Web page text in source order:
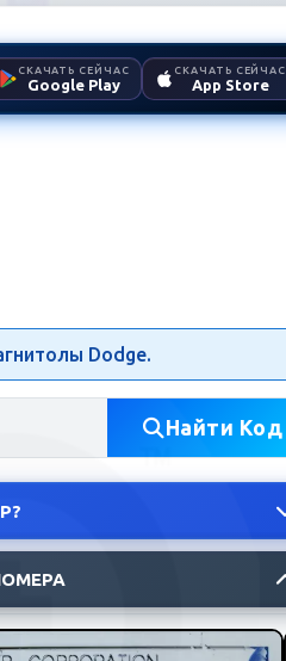
СКАЧАТЬ СЕЙЧАС
Google Play
СКАЧАТЬ СЕЙЧАС
App Store
Радио
Dodge.
Найти Код